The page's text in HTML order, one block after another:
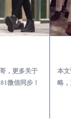
，更多关于
微信同步！
本
略，